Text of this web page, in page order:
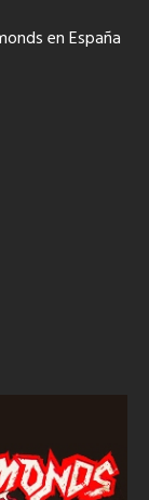
en España